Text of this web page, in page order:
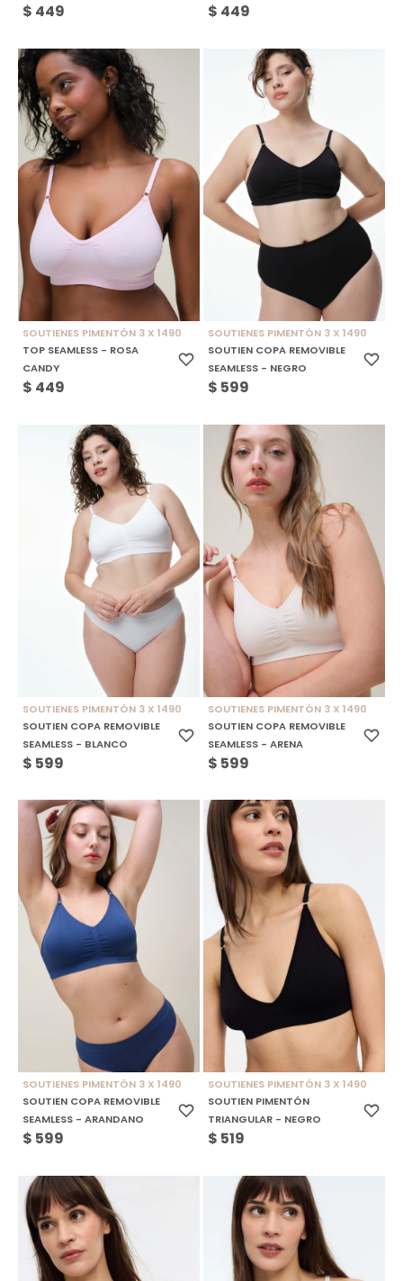
$ 449 $ 449
SOUTIENES PIMENTÓN 3 X 1490
TOP SEAMLESS - ROSA
CANDY
$ 449
SOUTIENES PIMENTÓN 3 X 1490
SOUTIEN COPA REMOVIBLE
SEAMLESS - NEGRO
$ 599
SOUTIENES PIMENTÓN 3 X 1490
SOUTIEN COPA REMOVIBLE
SEAMLESS - BLANCO
$ 599
SOUTIENES PIMENTÓN 3 X 1490
SOUTIEN COPA REMOVIBLE
SEAMLESS - ARENA
$ 599
SOUTIENES PIMENTÓN 3 X 1490
SOUTIEN COPA REMOVIBLE
SEAMLESS - ARANDANO
$ 599
SOUTIENES PIMENTÓN 3 X 1490
SOUTIEN PIMENTÓN
TRIANGULAR - NEGRO
$ 519